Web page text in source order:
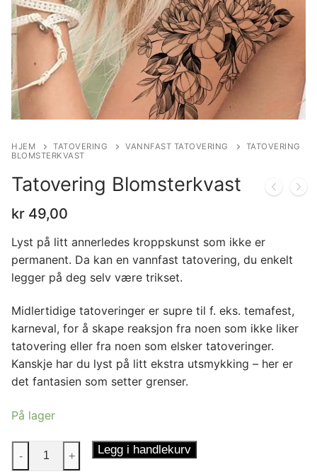
HJEM TATOVERING VANNFAST TATOVERING
TATOVERING
BLOMSTERKVAST
Tatovering Blomsterkvast
kr 49,00
Lyst på litt annerledes kroppskunst som ikke er
permanent. Da kan en vannfast tatovering, du enkelt
legger på deg selv være trikset.
Midlertidige tatoveringer er supre til f. eks. temafest,
karneval, for å skape reaksjon fra noen som ikke liker
tatovering eller fra noen som elsker tatoveringer.
Kanskje har du lyst på litt ekstra utsmykking – her er
det fantasien som setter grenser.
På lager
Tatovering
Blomsterkvast
- + Legg i handlekurv